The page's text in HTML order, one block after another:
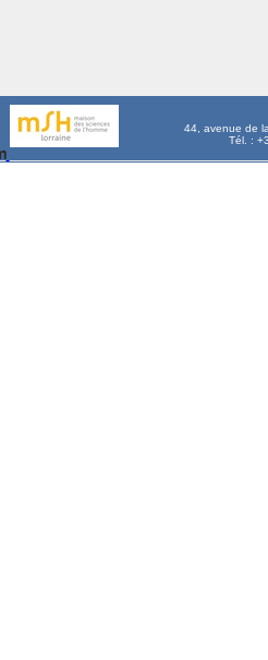
44, avenue de
Tél. :